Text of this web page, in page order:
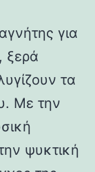
για
ξερά
τα
Με την
ψυκτική